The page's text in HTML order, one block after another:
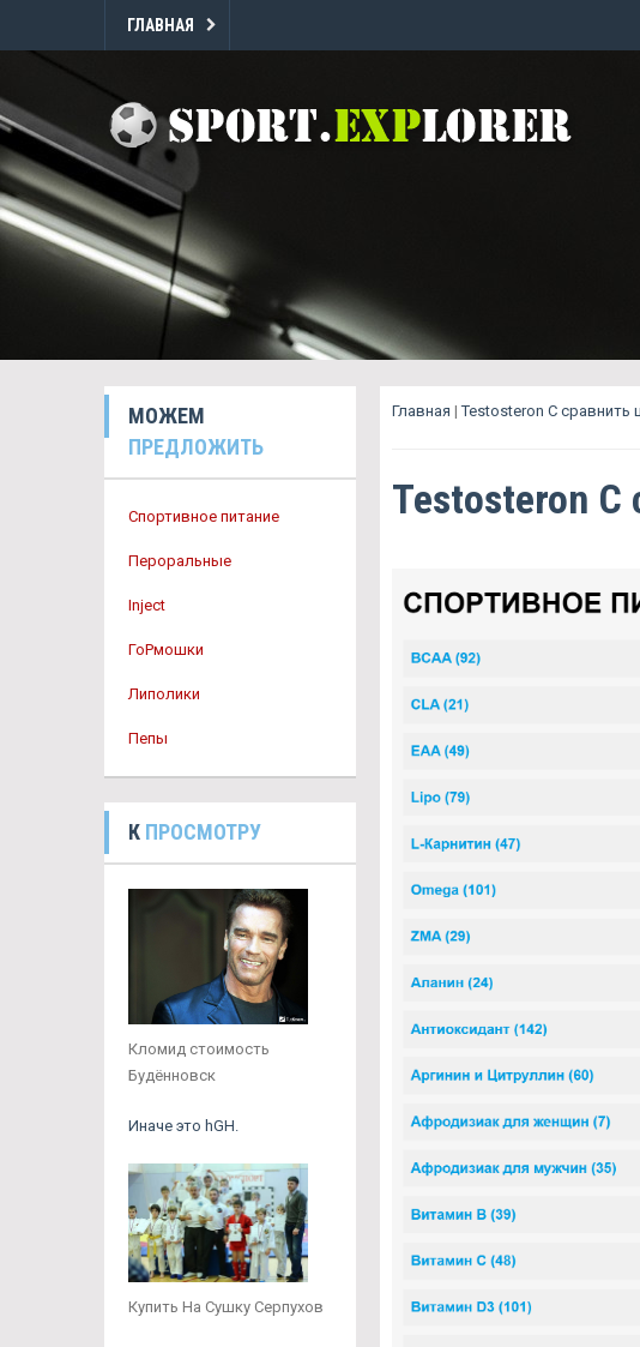
ГЛАВНАЯ
МОЖЕМ
ПРЕДЛОЖИТЬ
Спортивное питание
Пероральные
Inject
ГоРмошки
Липолики
Пепы
К ПРОСМОТРУ
Кломид стоимость
Будённовск
Иначе это hGH.
Купить На Сушку Серпухов
Главная |Testosteron C сравнить
Testosteron C